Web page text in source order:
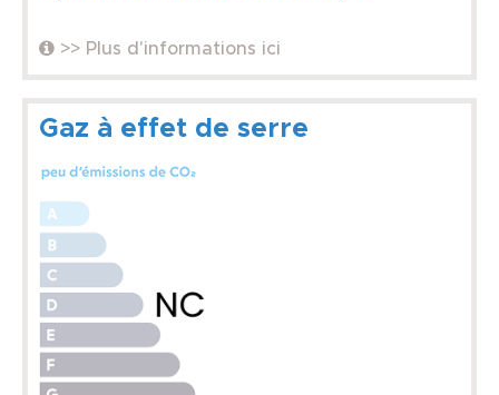
>> Plus d'informations ici
Gaz à effet de serre